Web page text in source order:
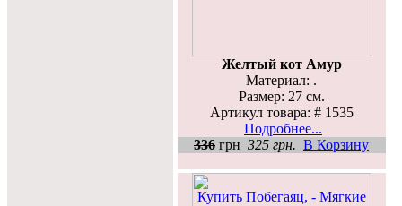
Желтый кот Амур
Материал: .
Размер: 27 см.
Артикул товара: # 1535
Подробнее...
336 грн 325 грн. В Корзину